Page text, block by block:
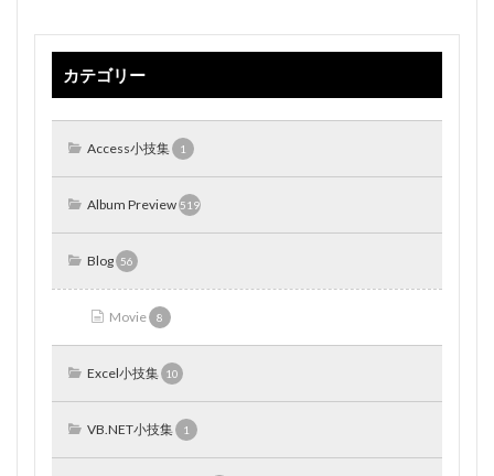
カテゴリー
Access小技集 1
Album Preview 519
Blog 56
Movie 8
Excel小技集 10
VB.NET小技集 1